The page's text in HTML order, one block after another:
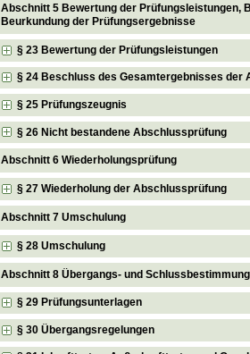
Abschnitt 5 Bewertung der Prüfungsleistungen,
Beurkundung der Prüfungsergebnisse
§ 23 Bewertung der Prüfungsleistungen
§ 24 Beschluss des Gesamtergebnisses der
§ 25 Prüfungszeugnis
§ 26 Nicht bestandene Abschlussprüfung
Abschnitt 6 Wiederholungsprüfung
§ 27 Wiederholung der Abschlussprüfung
Abschnitt 7 Umschulung
§ 28 Umschulung
Abschnitt 8 Übergangs- und
§ 29 Prüfungsunterlagen
§ 30 Übergangsregelungen